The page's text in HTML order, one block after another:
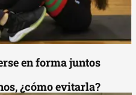
en forma juntos
¿cómo evitarla?